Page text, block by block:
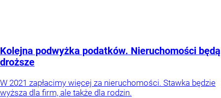
Kolejna podwyżka podatków. Nieruchomości będą
droższe
W 2021 zapłacimy więcej za nieruchomości. Stawka będzie
wyższa dla firm, ale także dla rodzin.